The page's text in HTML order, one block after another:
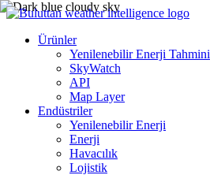
Ürünler
Yenilenebilir Enerji Tahmini
SkyWatch
API
Map Layer
Endüstriler
Yenilenebilir Enerji
Enerji
Havacılık
Lojistik